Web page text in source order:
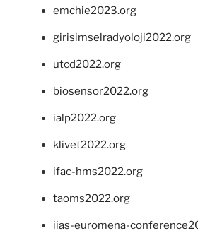
emchie2023.org
girisimselradyoloji2022.org
utcd2022.org
biosensor2022.org
ialp2022.org
klivet2022.org
ifac-hms2022.org
taoms2022.org
iias-euromena-